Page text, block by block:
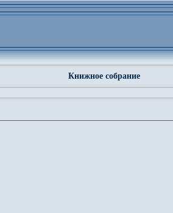
Книжное собрание